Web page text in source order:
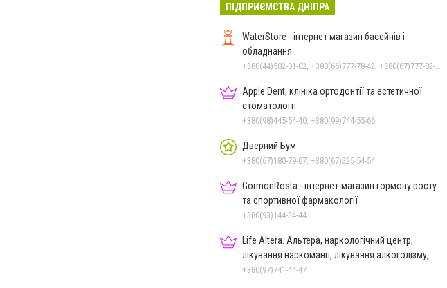
ПІДПРИЄМСТВА ДНІПРА
WaterStore - інтернет магазин басейнів і
обладнання
Apple Dent, клініка ортодонтії та естетичної
стоматології
+380(98)445-54-40, +380(99)744-55-66
Дверний Бум
+380(67)180-79-07, +380(67)225-54-54
GormonRosta - інтернет-магазин гормону росту
та спортивної фармакології
+380(93)144-34-44
Life Altera. Альтера, наркологічний центр,
лікування наркоманії, лікування алкоголізму,
зняття ломки
+380(97)741-44-47